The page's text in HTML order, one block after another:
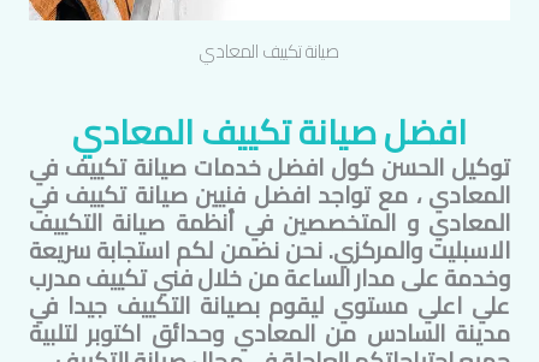
صيانة تكييفالمعادي
افضل صيانة تكييفالمعادي
توكيل الحسن كول افضل خدمات صيانة تكييف في
المعادي، مع تواجد افضل فنيين صيانة تكييف في
المعادي و المتخصصين في أنظمة صيانة التكييف
الاسبليت والمركزي. نحن نضمن لكم استجابة سريعة
وخدمة على مدار الساعة من خلال فني تكييف مدرب
علي اعلي مستوي ليقوم بصيانة التكييف جيدا في
مدينة السادس منالمعاديوحدائق اكتوبر لتلبية